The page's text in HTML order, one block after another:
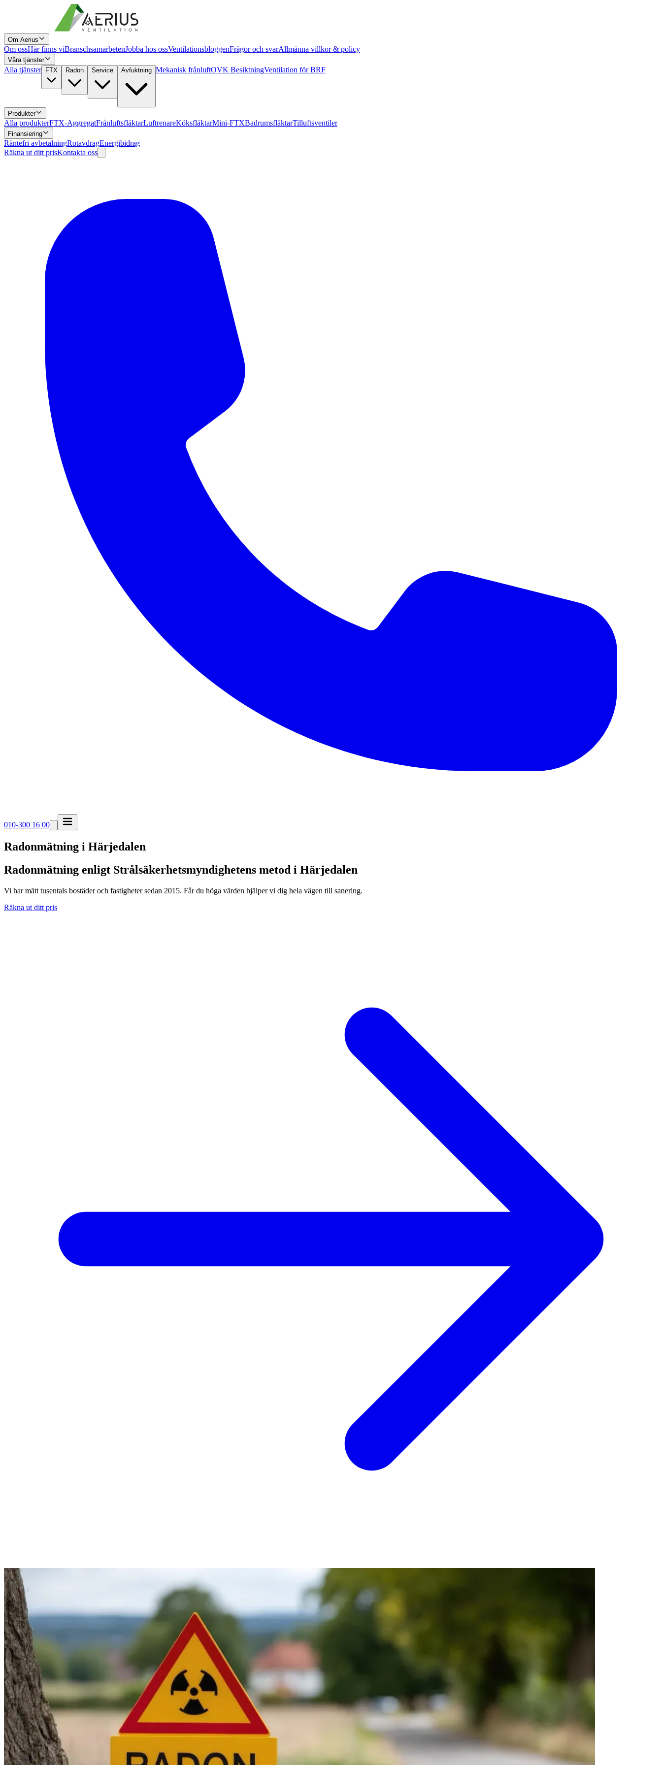
Om Aerius
Om ossHär finns viBranschsamarbetenJobba hos ossVentilationsbloggenFrågor och svarAllmänna villkor & policy
Våra tjänster
Alla tjänster FTX Radon Service Avfuktning Mekanisk frånluftOVK BesiktningVentilation för BRF
Produkter
Alla produkterFTX-AggregatFrånluftsfläktarLuftrenareKöksfläktarMini-FTXBadrumsfläktarTilluftsventiler
Finansiering
Räntefri avbetalningRotavdragEnergibidrag
Räkna ut ditt prisKontakta oss
010-300 16 00
Radonmätning i Härjedalen
Radonmätning enligt Strålsäkerhetsmyndighetens metod i Härjedalen
Vi har mätt tusentals bostäder och fastigheter sedan 2015. Får du höga värden hjälper vi dig hela vägen till sanering.
Räkna ut ditt pris